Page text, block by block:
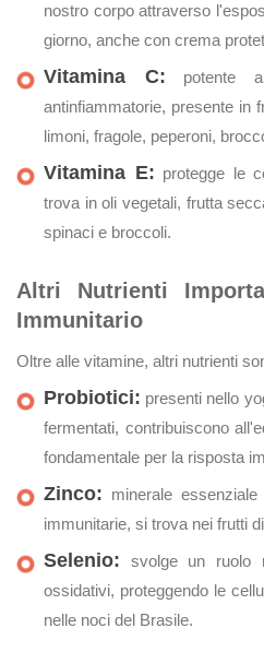
nostro corpo attraverso
giorno, anche con crema
Vitamina C: potente
antinfiammatorie, presente in
limoni, fragole, peperoni,
Vitamina E: protegge le
trova in oli vegetali, frutta
spinaci e broccoli.
Altri Nutrienti
Immunitario
Oltre alle vitamine, altri nutrienti
Probiotici: presenti nello
fermentati, contribuiscono
fondamentale per la risposta
Zinco: minerale
immunitarie, si trova nei frutti
Selenio: svolge un ruolo
ossidativi, proteggendo le
nelle noci del Brasile.